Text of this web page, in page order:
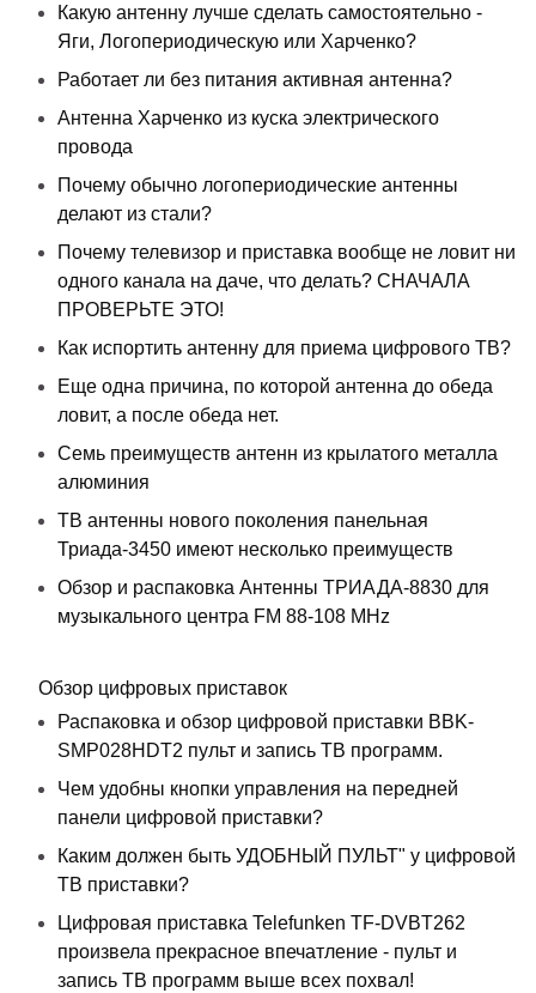
Какую антенну лучше сделать самостоятельно -
Яги, Логопериодическую или Харченко?
Работает ли без питания активная антенна?
Антенна Харченко из куска электрического
провода
Почему обычно логопериодические антенны
делают из стали?
Почему телевизор и приставка вообще не ловит ни
одного канала на даче, что делать? СНАЧАЛА
ПРОВЕРЬТЕ ЭТО!
Как испортить антенну для приема цифрового ТВ?
Еще одна причина, по которой антенна до обеда
ловит, а после обеда нет.
Семь преимуществ антенн из крылатого металла
алюминия
ТВ антенны нового поколения панельная
Триада-3450 имеют несколько преимуществ
Обзор и распаковка Антенны ТРИАДА-8830 для
музыкального центра FM 88-108 MHz
Обзор цифровых приставок
Распаковка и обзор цифровой приставки BBK-
SMP028HDT2 пульт и запись ТВ программ.
Чем удобны кнопки управления на передней
панели цифровой приставки?
Каким должен быть УДОБНЫЙ ПУЛЬТ" у цифровой
ТВ приставки?
Цифровая приставка Telefunken TF-DVBT262
произвела прекрасное впечатление - пульт и
запись ТВ программ выше всех похвал!